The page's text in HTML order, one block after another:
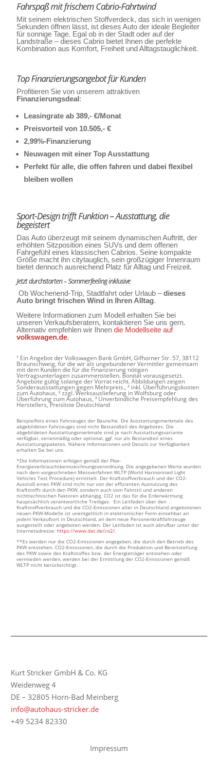
Fahrspaß mit frischem Cabrio-Fahrtwind
Mit seinem elektrischen Stoffverdeck, das sich in wenigen
Sekunden öffnen lässt, ist dieses Auto der ideale Begleiter
für sonnige Tage. Egal ob in der Stadt oder auf der
Landstraße – dieses Cabrio bietet Ihnen die perfekte
Kombination aus Komfort, Freiheit und Alltagstauglichkeit.
Top Finanzierungsangebot für Kunden
Profitieren Sie von unserem attraktiven
Finanzierungsdeal:
Leasingrate ab 389,- €/Monat
Preisvorteil von 10.505,- €
2,99%-Finanzierung
Neuwagen mit einer Top Ausstattung
Perfekt für alle, die offen fahren und dabei flexibel
bleiben wollen
Sport-Design trifft Funktion – Ausstattung, die
begeistert
Das Auto überzeugt mit seinem dynamischen Auftritt, der
erhöhten Sitzposition eines SUVs und dem offenen
Fahrgefühl eines klassischen Cabrios. Seine kompakte
Größe macht ihn citytauglich, sein großzügiger Innenraum
bietet dennoch ausreichend Platz für Alltag und Freizeit.
Jetzt durchstarten – Sommerfeeling inklusive
Ob Wochenend-Trip, Stadtfahrt oder Urlaub –dieses
Auto bringt frischen Wind in Ihren Alltag.
Weitere Informationen zum Modell erhalten Sie bei
unseren Verkaufsberatern, kontaktieren Sie uns gern.
Alternativ empfehlen wir Ihnen die Modellseite auf
volkswagen.de.
¹ Ein Angebot der Volkswagen Bank GmbH, Gifhorner Str. 57, 38112
Braunschweig, für die wir als ungebundener Vermittler gemeinsam
mit dem Kunden die für die Finanzierung nötigen
Vertragsunterlagen zusammenstellen. Bonität vorausgesetzt.
Angebote gültig solange der Vorrat reicht. Abbildungen zeigen
Sonderausstattungen gegen Mehrpreis., ² inkl. Überführungskosten
zum Autohaus, ² zzgl. Werksauslieferung in Wolfsburg oder
Überführung zum Autohaus, ³ Unverbindliche Preisempfehlung des
Herstellers, Preisliste Deutschland
Beispielfoto eines Fahrzeuges der Baureihe. Die Ausstattungsmerkmale des
abgebildeten Fahrzeuges sind nicht Bestandteil des Angebotes. Die
abgebildeten Ausstattungsmerkmale sind je nach Ausstattungsvariante
verfügbar, serienmäßig oder optional, ggf. nur als Bestandteil eines
Ausstattungspaketes. Nähere Informationen und Details zur Verfügbarkeit
erhalten Sie bei uns.
*Die Informationen erfolgen gemäß der Pkw-
Energieverbrauchskennzeichnungsverordnung. Die angegebenen Werte wurden
nach dem vorgeschrieben Messverfahren WLTP (World Harmonised Light
Vehicles Test Procedure) ermittelt. Der Kraftstoffverbrauch und der CO2-
Ausstoß eines PKW sind nicht nur von der effizienten Ausnutzung des
Kraftstoffs durch den PKW, sondern auch vom Fahrstil und anderen
nichttechnischen Faktoren abhängig. CO2 ist das für die Erderwärmung
hauptsächlich verantwortliche Treibgas. Ein Leitfaden über den
Kraftstoffverbrauch und die CO2-Emissionen aller in Deutschland angebotenen
neuen PKW-Modelle ist unentgeltlich in elektronischer Form einsehbar an
jedem Verkaufsort in Deutschland, an dem neue Personenkraftfahrzeuge
ausgestellt oder angeboten werden. Der Leitfaden ist auch abrufbar unter der
Internetadresse: https://www.dat.de/co2/.
**Es werden nur die CO2-Emissionen angegeben, die durch den Betrieb des
PKW entstehen. CO2-Emissionen, die durch die Produktion und Bereitstellung
des PKW sowie des Kraftstoffes bzw. der Energieträger entstehen oder
vermieden werden, werden bei der Ermittlung der CO2-Emissionen gemäß
WLTP nicht berücksichtigt.
Kurt Stricker GmbH & Co. KG
Weidenweg 4
DE – 32805 Horn-Bad Meinberg
info@autohaus-stricker.de
+49 5234 82330
Impressum